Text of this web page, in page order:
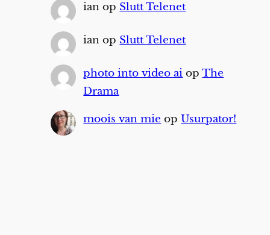
ian op Slutt Telenet
ian op Slutt Telenet
photo into video ai opThe
Drama
moois van mie opUsurpator!